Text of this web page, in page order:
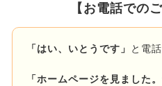
【お電話での
「はい、いとうです」 と電
「ホームページを見ました